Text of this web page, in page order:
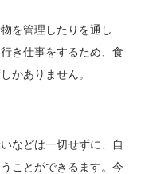
を管理したりを通し
き仕事をするため、食
かありません。
などは一切せずに、自
ことができるます。今